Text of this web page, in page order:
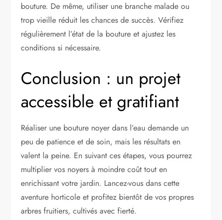
bouture. De même, utiliser une branche malade ou
trop vieille réduit les chances de succès. Vérifiez
régulièrement l’état de la bouture et ajustez les
conditions si nécessaire.
Conclusion : un projet
accessible et gratifiant
Réaliser une bouture noyer dans l’eau demande un
peu de patience et de soin, mais les résultats en
valent la peine. En suivant ces étapes, vous pourrez
multiplier vos noyers à moindre coût tout en
enrichissant votre jardin. Lancez-vous dans cette
aventure horticole et profitez bientôt de vos propres
arbres fruitiers, cultivés avec fierté.